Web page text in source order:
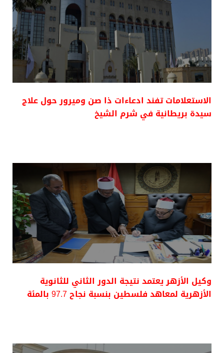
الاستعلامات تفند ادعاءات ذا صن وميرور حول علاج
سيدة بريطانية في شرم الشيخ
وكيل الأزهر يعتمد نتيجة الدور الثاني للثانوية
الأزهرية لمعاهد فلسطين بنسبة نجاح 97.7 بالمئة